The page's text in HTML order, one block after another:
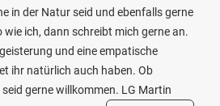
in der Natur seid und ebenfalls gerne
ich, dann schreibt mich gerne an.
und eine empatische
ihr natürlich auch haben. Ob
gerne willkommen. LG Martin